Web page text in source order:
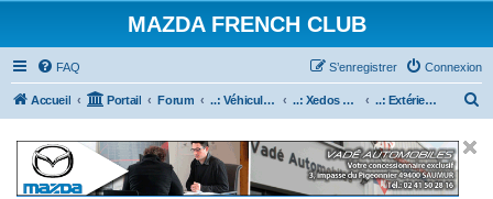
MAZDA FRENCH CLUB
FAQ Connexion
S’enregistrer
Accueil Portail Forum ..: Véhicules Mazda ancien (<2003) :.. ..: Xedos 6 & 9 :.. ..: Extérieur / Eclairage / Jantes (Xed) :..